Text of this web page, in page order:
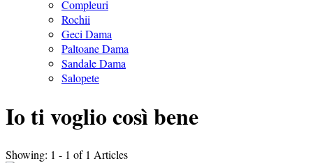
Compleuri
Rochii
Geci Dama
Paltoane Dama
Sandale Dama
Salopete
Io ti voglio così bene
Showing: 1 - 1 of 1 Articles